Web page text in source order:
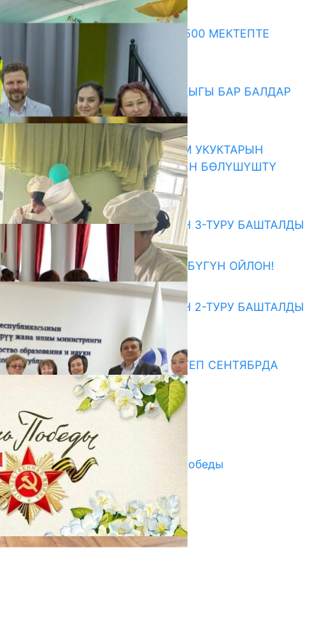
Акыркы жаңылыктар
ПРЕЗИДЕНТТИН ЖАРЛЫГЫ: 500 МЕКТЕПТЕ
ШАХМАТ ИЙРИМИ АЧЫЛАТ
06.08.2026
СҮЛҮКТҮ: ӨЗГӨЧӨ МУКТАЖДЫГЫ БАР БАЛДАР
ҮЧҮН БОРБОР АЧЫЛДЫ
06.08.2026
КЫРГЫЗ ЭКСПЕРТТЕРИ АДАМ УКУКТАРЫН
ОКУТУУ ТАЖРЫЙБАСЫ МЕНЕН БӨЛҮШҮШТҮ
06.08.2026
Абитуриент
ЖОЖДОРГО КАБЫЛ АЛУУНУН 3-ТУРУ БАШТАЛДЫ
27.07.2026
ӨЗҮҢДҮН КЕЛЕЧЕГИҢ ҮЧҮН БҮГҮН ОЙЛОН!
20.07.2026
ЖОЖДОРГО КАБЫЛ АЛУУНУН 2-ТУРУ БАШТАЛДЫ
20.07.2026
Медиа
СУЗАКТА 750 ОРУНДУУ МЕКТЕП СЕНТЯБРДА
ПАЙДАЛАНУУГА БЕРИЛЕТ
07.08.2025
Улуу Жеңиштин жандуу сөзү
29.04.2025
Награды в преддверии Дня Победы
29.04.2025